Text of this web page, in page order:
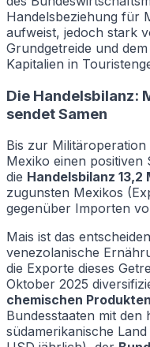
Handelsbeziehung für
aufweist, jedoch stark
Grundgetreide und
Kapitalien in
Die Handelsbilanz:
sendet Samen
Bis zur
Mexiko einen positiven
die Handelsbilanz 13,2
zugunsten Mexikos
gegenüber Importen
Mais ist das
venezolanische
die Exporte dieses
Oktober 2025
chemischen Produkten
Bundesstaaten mit
südamerikanische Land